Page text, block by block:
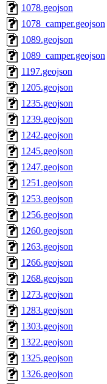
1078.geojson
1078_camper.geojson
1089.geojson
1089_camper.geojson
1197.geojson
1205.geojson
1235.geojson
1239.geojson
1242.geojson
1245.geojson
1247.geojson
1251.geojson
1253.geojson
1256.geojson
1260.geojson
1263.geojson
1266.geojson
1268.geojson
1273.geojson
1283.geojson
1303.geojson
1322.geojson
1325.geojson
1326.geojson